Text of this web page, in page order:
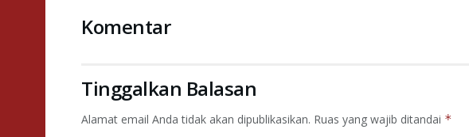
Komentar
Tinggalkan Balasan
Alamat email Anda tidak akan dipublikasikan. Ruas yang wajib ditandai *